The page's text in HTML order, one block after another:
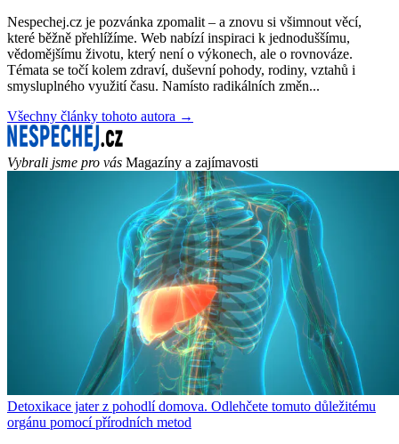
Nespechej.cz je pozvánka zpomalit – a znovu si všimnout věcí,
které běžně přehlížíme. Web nabízí inspiraci k jednoduššímu,
vědomějšímu životu, který není o výkonech, ale o rovnováze.
Témata se točí kolem zdraví, duševní pohody, rodiny, vztahů i
smysluplného využití času. Namísto radikálních změn...
Všechny články tohoto autora →
Vybrali jsme pro vás Magazíny a zajímavosti
Detoxikace jater z pohodlí domova. Odlehčete tomuto důležitému
orgánu pomocí přírodních metod